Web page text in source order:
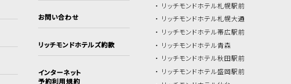
お問い合わせ
リッチモンドホテルズ約款
インターネット
予約利用規約
リッチモンドホテル札幌駅前
リッチモンドホテル札幌大通
リッチモンドホテル帯広駅前
リッチモンドホテル青森
リッチモンドホテル秋田駅前
リッチモンドホテル盛岡駅前